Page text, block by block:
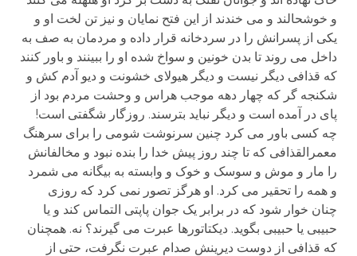
و خوشحالند و می خندند از این فتح نمایان و نیز تن لخت او و
یکی از پسرانش را در سردخانه قرار داده و مردمان به صف به
داخل می روند تا بدن خونین و سواخ شده او را ببینند و باور کنند
که قذافی دیگر نیست و دیگر هیولای خشونت و دیو آدم کش و
شکنجه گر که چهار دهه موجب هراس و وحشت مردم بود از
پای در آمده است و دیگر نباید بترسند. روزگار شگفتی است!
چه کسی باور می کرد چنین سرنوشت شومی را برای سرهنگ
معمرالقذافی که تا چند روز پیش خدا را بنده نبود و مخالفانش
را مار و موش و سوسک و خوک و وابسته به بیگانه می شمرد
و همه را تحقیر می کرد. او هرگز تصور نمی کرد که روزی
چنان خوار شود که در برابر یک جوان پاپتی التماس کند و یا
حبیبی یا حبیبی بگوید. دیکتاتورها عبرت می گیرند؟ نه. همچنان
که قذافی از دوست دیرینش صدام عبرت نگرفت، حتی از